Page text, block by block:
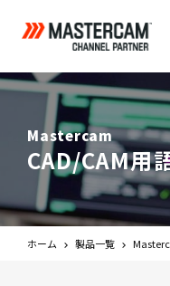
Mastercam
CAD/CAM用
ホーム 製品一覧